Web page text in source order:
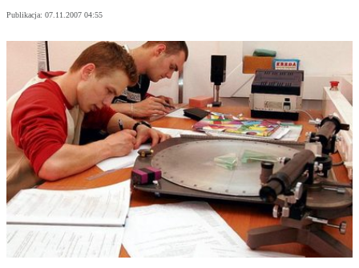
Publikacja: 07.11.2007 04:55